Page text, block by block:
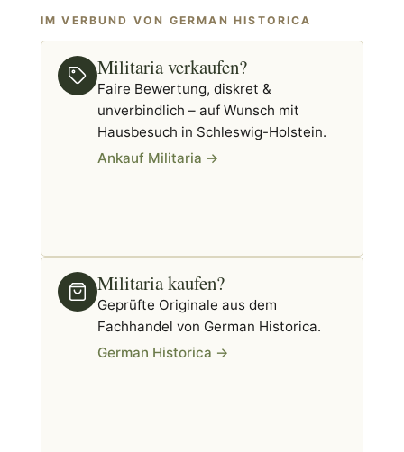
IM VERBUND VON GERMAN HISTORICA
Militaria verkaufen?
Faire Bewertung, diskret &
unverbindlich – auf Wunsch mit
Hausbesuch in Schleswig-Holstein.
Ankauf Militaria →
Militaria kaufen?
Geprüfte Originale aus dem
Fachhandel von German Historica.
German Historica →